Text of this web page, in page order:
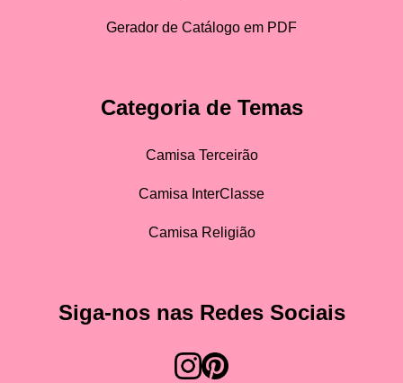
Gerador de Catálogo em PDF
Categoria de Temas
Camisa Terceirão
Camisa InterClasse
Camisa Religião
Siga-nos nas Redes Sociais